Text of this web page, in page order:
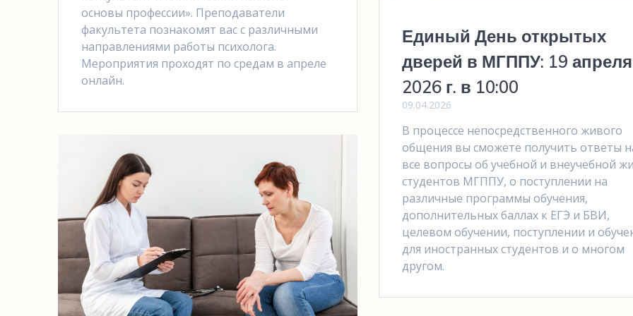
основы профессии». Преподаватели
факультета познакомят вас с различными
направлениями работы психолога.
Мероприятия проходят по средам в апреле
онлайн.
Единый День открытых
дверей в МГППУ: 19 апреля
2026 г. в 10:00
09.04.2026
В процессе непосредственного живого
общения вы сможете получить ответы
все вопросы об учебной и внеучебной
студентов МГППУ, о поступлении на
различные программы обучения,
дополнительных баллах к ЕГЭ и БВИ,
целевом обучении, поступлении и
для иностранных студентов и о многом
другом.